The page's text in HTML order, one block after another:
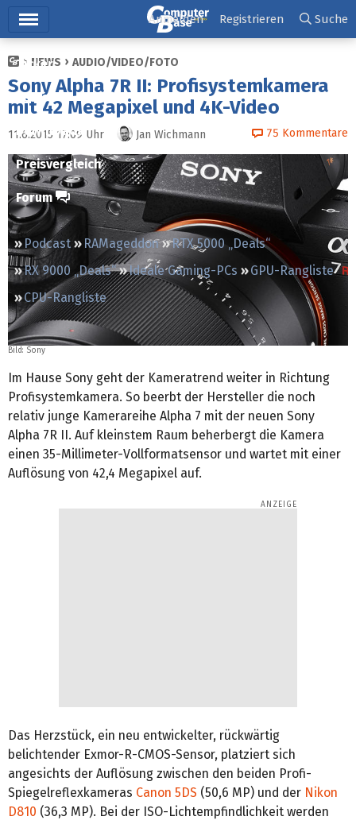
Ticker
Tests
Downloads
Preisvergleich
Forum
Podcast RAMageddon
RTX 5000 „Deals“
RX 9000 „Deals“
Ideale Gaming-PCs
GPU-Rangliste
CPU-Rangliste
Anmelden Registrieren Suche
NEWS AUDIO/VIDEO/FOTO
Sony Alpha 7R II: Profisystemkamera
mit 42 Megapixel und 4K-Video
11.6.2015 17:09 Uhr Jan Wichmann 75 Kommentare
Bild: Sony
Im Hause Sony geht der Kameratrend weiter in Richtung
Profisystemkamera. So beerbt der Hersteller die noch
relativ junge Kamerareihe Alpha 7 mit der neuen Sony
Alpha 7R II. Auf kleinstem Raum beherbergt die Kamera
einen 35‑Millimeter‑Vollformatsensor und wartet mit einer
Auflösung von 42,4 Megapixel auf.
Das Herzstück, ein neu entwickelter, rückwärtig
belichtender Exmor-R-CMOS-Sensor, platziert sich
angesichts der Auflösung zwischen den beiden Profi-
Spiegelreflexkameras Canon 5DS (50,6 MP) und der Nikon
D810 (36,3 MP). Bei der ISO-Lichtempfindlichkeit werden